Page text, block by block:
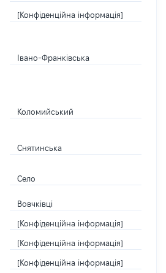
[Конфіденційна інформація]
Івано-Франківська
Коломийський
Снятинська
Село
Вовчківці
[Конфіденційна інформація]
[Конфіденційна інформація]
[Конфіденційна інформація]